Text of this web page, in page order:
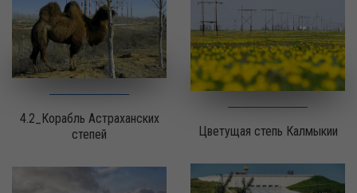
4.2_Корабль Астраханских
степей
Цветущая степь Калмыкии